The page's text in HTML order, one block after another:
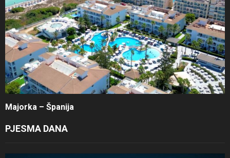
Majorka – Španija
PJESMA DANA